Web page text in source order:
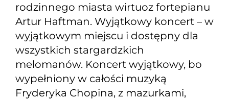
rodzinnego miasta wirtuoz fortepianu
Artur Haftman. Wyjątkowy koncert – w
wyjątkowym miejscu i dostępny dla
wszystkich stargardzkich
melomanów. Koncert wyjątkowy, bo
wypełniony w całości muzyką
Fryderyka Chopina, z mazurkami,